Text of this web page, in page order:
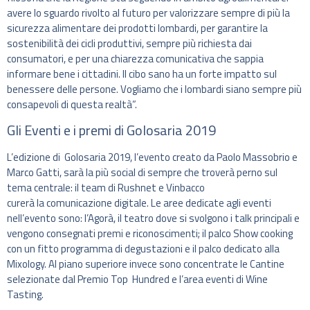
avere lo sguardo rivolto al futuro per valorizzare sempre di più la
sicurezza alimentare dei prodotti lombardi, per garantire la
sostenibilità dei cicli produttivi, sempre più richiesta dai
consumatori, e per una chiarezza comunicativa che sappia
informare bene i cittadini. Il cibo sano ha un forte impatto sul
benessere delle persone. Vogliamo che i lombardi siano sempre più
consapevoli di questa realtà”.
Gli Eventi e i premi di Golosaria 2019
L’edizione di Golosaria 2019, l’evento creato da Paolo Massobrio e
Marco Gatti, sarà la più social di sempre che troverà perno sul
tema centrale: il team di Rushnet e Vinbacco
curerà la comunicazione digitale. Le aree dedicate agli eventi
nell’evento sono: l’Agorà, il teatro dove si svolgono i talk principali e
vengono consegnati premi e riconoscimenti; il palco Show cooking
con un fitto programma di degustazioni e il palco dedicato alla
Mixology. Al piano superiore invece sono concentrate le Cantine
selezionate dal Premio Top Hundred e l’area eventi di Wine
Tasting.